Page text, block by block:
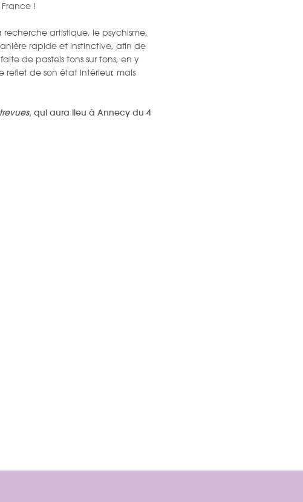
!
recherche artistique, le psychisme,
rapide et instinctive, afin de
de pastels tons sur tons, en y
de son état intérieur, mais
, qui aura lieu à Annecy du 4